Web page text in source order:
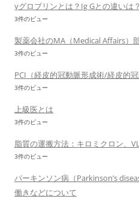
γグロブリンとは？Ig Gとの違いは？
3件のビュー
製薬会社のMA（Medical Affairs）
3件のビュー
PCI（経皮的冠動脈形成術/経皮的
3件のビュー
上級医とは
3件のビュー
脂質の運搬方法：キロミクロン、
3件のビュー
パーキンソン病（Parkinson’s
働きなどについて